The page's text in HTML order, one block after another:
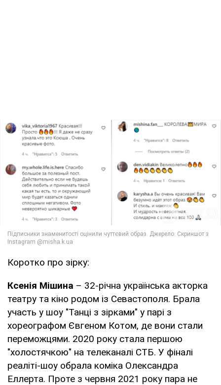
Коротко про зірку:
Ксенія Мішина – 32-річна українська акторка
театру та кіно родом із Севастополя. Брала
участь у шоу "Танці з зірками" у парі з
хореографом Євгеном Котом, де вони стали
переможцями. 2020 року стала першою
"холостячкою" на телеканалі СТБ. У фіналі
реаліті-шоу обрала коміка Олександра
Еллерта. Проте з червня 2021 року пара не